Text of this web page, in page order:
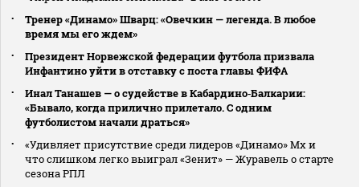
Тренер «Динамо» Шварц: «Овечкин — легенда. В любое
время мы его ждем»
Президент Норвежской федерации футбола призвала
Инфантино уйти в отставку с поста главы ФИФА
Инал Танашев — о судействе в Кабардино‑Балкарии:
«Бывало, когда прилично прилетало. С одним
футболистом начали драться»
«Удивляет присутствие среди лидеров «Динамо» Мх и
что слишком легко выиграл «Зенит» — Журавель о старте
сезона РПЛ